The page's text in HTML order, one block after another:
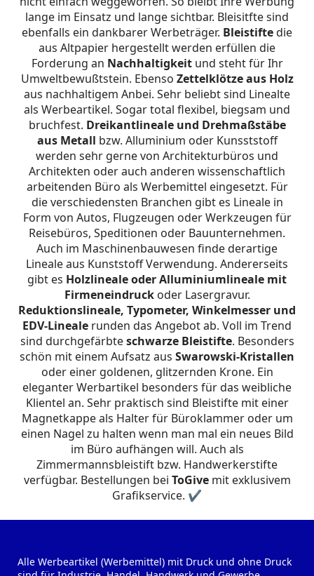
lange im Einsatz und lange sichtbar. Bleisitfte sind
ebenfalls ein dankbarer Werbeträger. Bleistiftedie
aus Altpapier hergestellt werden erfüllen die
Forderung an Nachhaltigkeitund steht für Ihr
Umweltbewußtstein. Ebenso Zettelklötze aus Holz
aus nachhaltigem Anbei. Sehr beliebt sind Linealte
als Werbeartikel. Sogar total flexibel, biegsam und
bruchfest. Dreikantlineale und Drehmaßstäbe
aus Metall bzw. Alluminium oder Kunsststoff
werden sehr gerne von Architekturbüros und
Architekten oder auch anderen wissenschaftlich
arbeitenden Büro als Werbemittel eingesetzt. Für
die verschiedensten Branchen gibt es Lineale in
Form von Autos, Flugzeugen oder Werkzeugen für
Reisebüros, Speditionen oder Bauunternehmen.
Auch im Maschinenbauwesen finde derartige
Lineale aus Kunststoff Verwendung. Andererseits
gibt es Holzlineale oder Alluminiumlineale mit
Firmeneindruckoder Lasergravur.
Reduktionslineale, Typometer, Winkelmesser und
EDV-Lineale runden das Angebot ab. Voll im Trend
sind durchgefärbteschwarze Bleistifte. Besonders
schön mit einem Aufsatz aus Swarowski-Kristallen
oder einer goldenen, glitzernden Krone. Ein
eleganter Werbartikel besonders für das weibliche
Klientel an. Sehr praktisch sind Bleistifte mit einer
Magnetkappe als Halter für Büroklammer oder um
einen Nagel zu halten wenn man mal ein neues Bild
im Büro aufhängen will. Auch als
Zimmermannsbleistift bzw. Handwerkerstifte
verfügbar. Bestellungen bei ToGivemit exklusivem
Grafikservice. ✔
Alle Werbeartikel (Werbemittel) mit Druck und ohne Druck